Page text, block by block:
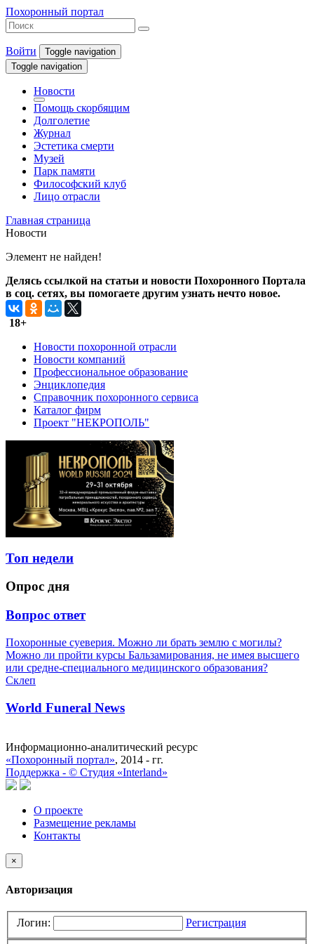
Похоронный портал
Войти
Toggle navigation
Toggle navigation
Новости
Помощь скорбящим
Долголетие
Журнал
Эстетика смерти
Музей
Парк памяти
Философский клуб
Лицо отрасли
Главная страница
Новости
Элемент не найден!
Делясь ссылкой на статьи и новости Похоронного Портала
в соц. сетях, вы помогаете другим узнать нечто новое.
18+
Новости похоронной отрасли
Новости компаний
Профессиональное образование
Энциклопедия
Справочник похоронного сервиса
Каталог фирм
Проект "НЕКРОПОЛЬ"
Топ недели
Опрос дня
Вопрос ответ
Похоронные суеверия. Можно ли брать землю с могилы?
Можно ли пройти курсы Бальзамирования, не имея высшего
или средне-специального медицинского образования?
Склеп
World Funeral News
Информационно-аналитический ресурс
«Похоронный портал», 2014 - гг.
Поддержка - © Cтудия «Interland»
О проекте
Размещение рекламы
Контакты
×
Авторизация
Логин: Регистрация